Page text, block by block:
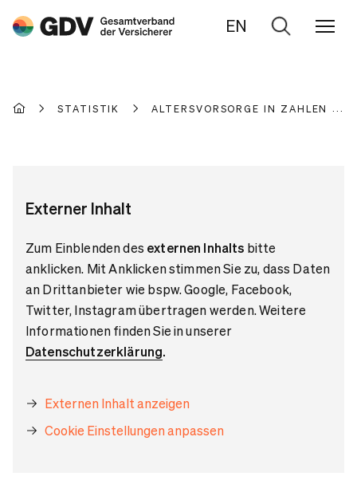
EN
Zur
STATISTIK ALTERSVORSORGE IN ZAHLEN
Externer Inhalt
Zum Einblenden des externen Inhalts bitte
anklicken. Mit Anklicken stimmen Sie zu, dass Daten
an Drittanbieter wie bspw. Google, Facebook,
Twitter, Instagram übertragen werden. Weitere
Informationen finden Sie in unserer
Datenschutzerklärung.
Externen Inhalt anzeigen
Cookie Einstellungen anpassen